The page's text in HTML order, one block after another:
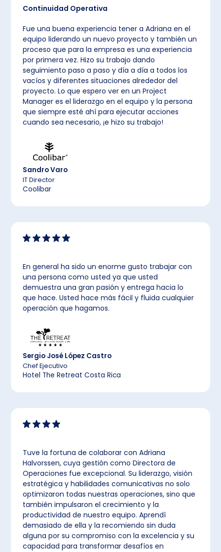
Continuidad Operativa
Fue una buena experiencia tener a Adriana en el
equipo liderando un nuevo proyecto y también un
proceso que para la empresa es una experiencia
por primera vez. Hizo su trabajo dando
seguimiento paso a paso y día a día a todos los
vacíos y diferentes situaciones alrededor del
proyecto. Lo que espero ver en un Project
Manager es el liderazgo en el equipo y la persona
que siempre esté ahí para ejecutar acciones
cuando sea necesario, ¡e hizo su trabajo!
Sandro Varo
IT Director
Coolibar
En general ha sido un enorme gusto trabajar con
una persona como usted ya que usted
demuestra una gran pasión y entrega hacia lo
que hace. Usted hace más fácil y fluida cualquier
operación que hagamos.
Sergio José López Castro
Chef Ejecutivo
Hotel The Retreat Costa Rica
Tuve la fortuna de colaborar con Adriana
Halvorssen, cuya gestión como Directora de
Operaciones fue excepcional. Su liderazgo, visión
estratégica y habilidades comunicativas no solo
optimizaron todas nuestras operaciones, sino que
también impulsaron el crecimiento y la
productividad de nuestro equipo. Aprendí
demasiado de ella y la recomiendo sin duda
alguna por su compromiso con la excelencia y su
capacidad para transformar desafíos en